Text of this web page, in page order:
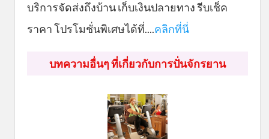
บริการจัดส่งถึงบ้าน เก็บเงินปลายทาง รีบเช็ค
ราคา โปรโมชั่นพิเศษได้ที่....คลิกที่นี่
บทความอื่นๆ ที่เกี่ยวกับการปั่นจักรยาน